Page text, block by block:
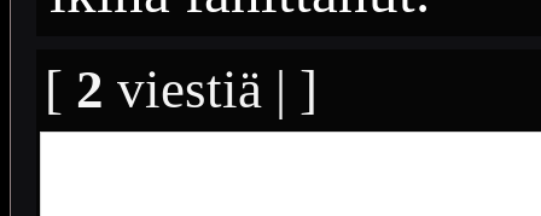
[ 2 viestiä | ]